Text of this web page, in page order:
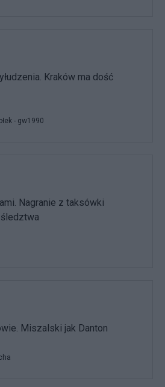
Kraków ma dość
- gw1990
Nagranie z taksówki
Miszalski jak Danton